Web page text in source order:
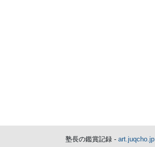
塾長の鑑賞記録 -art.juqcho.jp